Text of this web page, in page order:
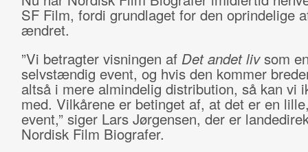
SF Film, fordi grundlaget for den oprindelige
ændret.
”Vi betragter visningen af Det andet livsom
selvstændig event, og hvis den kommer
altså i mere almindelig distribution, så kan vi
med. Vilkårene er betinget af, at det er en
event,” siger Lars Jørgensen, der er
Nordisk Film Biografer.